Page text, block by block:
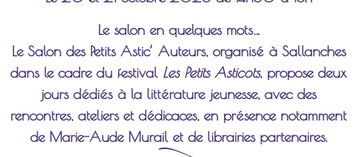
Le salon en quelques mots…
Le Salon des Petits Astic’ Auteurs, organisé à Sallanches
dans le cadre du festival Les Petits Asticots, propose deux
jours dédiés à la littérature jeunesse, avec des
rencontres, ateliers et dédicaces, en présence notamment
de Marie-Aude Murail et de librairies partenaires.